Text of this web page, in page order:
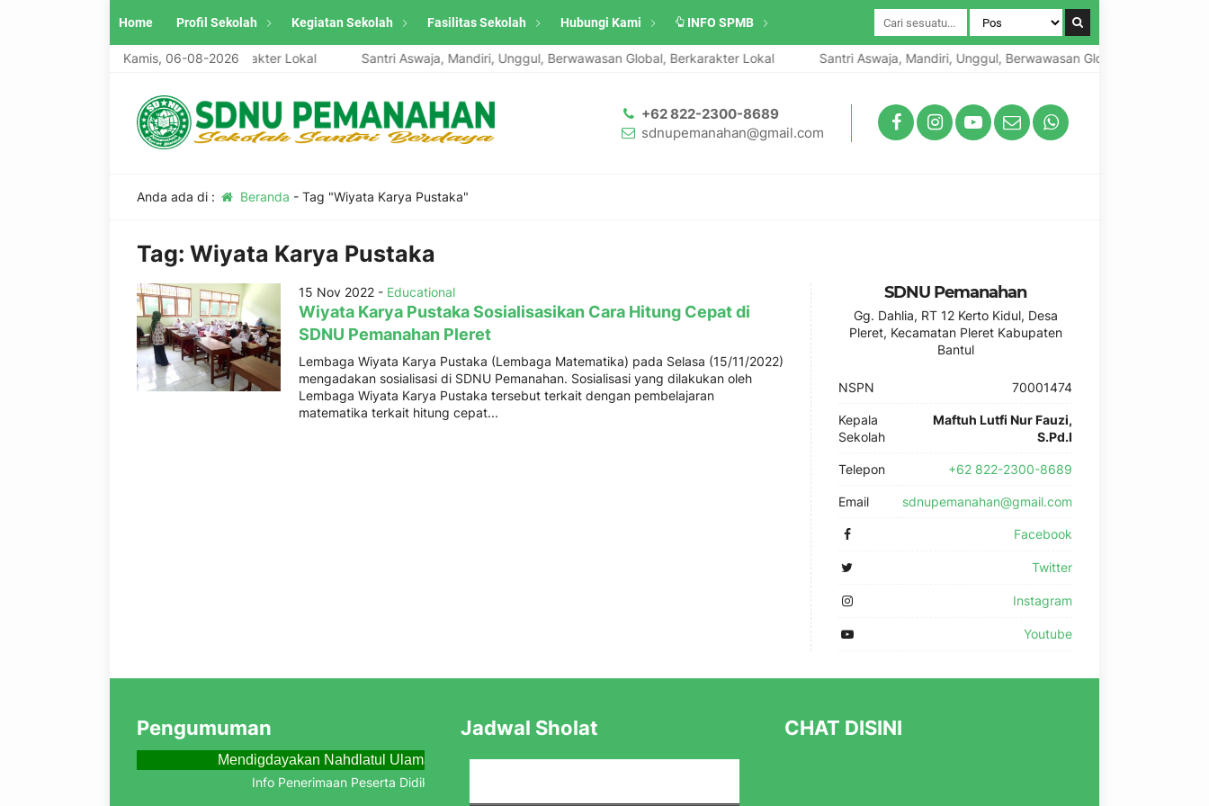
Home Profil Sekolah Kegiatan Sekolah Fasilitas Sekolah Hubungi Kami INFO SPMB
Kamis, 06-08-2026
Unggul, Berwawasan Global, Berkarakter Lokal Santri Aswaja, Mandiri, Unggul, Berwawasan Global, Berkarakter Lokal Santri Aswaja, Mandiri, Unggul, Berwawasan Global, Berkarakter
+62 822-2300-8689
sdnupemanahan@gmail.com
Anda ada di : Beranda - Tag "Wiyata Karya Pustaka"
Tag: Wiyata Karya Pustaka
15 Nov 2022 - Educational
Wiyata Karya Pustaka Sosialisasikan Cara Hitung Cepat di
SDNU Pemanahan Pleret
Lembaga Wiyata Karya Pustaka (Lembaga Matematika) pada Selasa (15/11/2022)
mengadakan sosialisasi di SDNU Pemanahan. Sosialisasi yang dilakukan oleh
Lembaga Wiyata Karya Pustaka tersebut terkait dengan pembelajaran
matematika terkait hitung cepat...
SDNU Pemanahan
Gg. Dahlia, RT 12 Kerto Kidul, Desa
Pleret, Kecamatan Pleret Kabupaten
Bantul
NSPN 70001474
Kepala
Sekolah
Maftuh Lutfi Nur Fauzi,
S.Pd.I
Telepon +62 822-2300-8689
Email sdnupemanahan@gmail.com
Facebook
Twitter
Instagram
Youtube
Pengumuman
Mendigdayakan Nahdlatul Ulama Menjemput Abad Kedua Menuju Kebangkitan Baru
Info Penerimaan Peserta Didik Baru Tahun Pelajaran 2025/2026
Jadwal Sholat CHAT DISINI